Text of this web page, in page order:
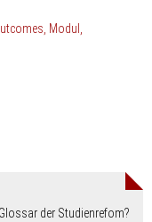
Modul
der Studienrefom?